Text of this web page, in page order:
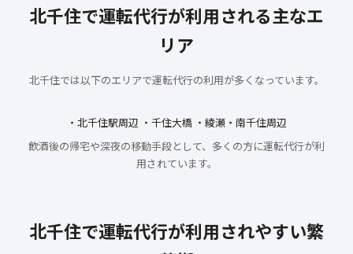
北千住で運転代行が利用される主なエ
リア
北千住では以下のエリアで運転代行の利用が多くなっています。
・北千住駅周辺 ・千住大橋 ・綾瀬・南千住周辺
飲酒後の帰宅や深夜の移動手段として、多くの方に運転代行が利
用されています。
北千住で運転代行が利用されやすい繁